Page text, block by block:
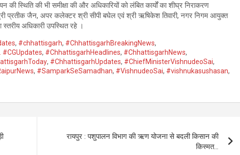
स्थिति की भी समीक्षा की और अधिकारियों को लंबित कार्यों का शीघ्र निराकरण
प्रतीक जैन, अपर कलेक्टर श्री सीपी बघेल एवं श्री ऋषिकेश तिवारी, नगर निगम आयुक्त
अधिकारी उपस्थित रहे ।
, #chhattisgarh, #ChhattisgarhBreakingNews,
, #ChhattisgarhHeadlines, #ChhattisgarhNews,
, #ChhattisgarhUpdates, #ChiefMinisterVishnudeoSai,
, #SamparkSeSamadhan, #VishnudeoSai, #vishnukasushasan,
रायपुर : पशुपालन विभाग की ऋण योजना से बदली किसान की
किस्मत…